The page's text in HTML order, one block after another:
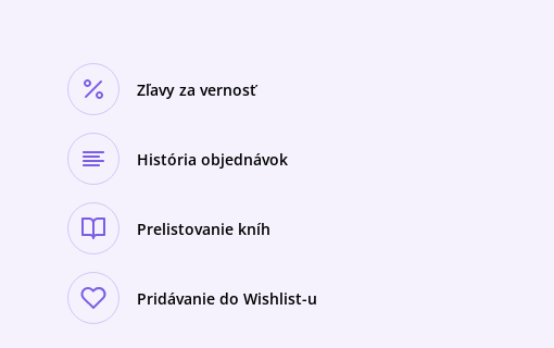
Zľavy za vernosť
História objednávok
Prelistovanie kníh
Pridávanie do Wishlist-u